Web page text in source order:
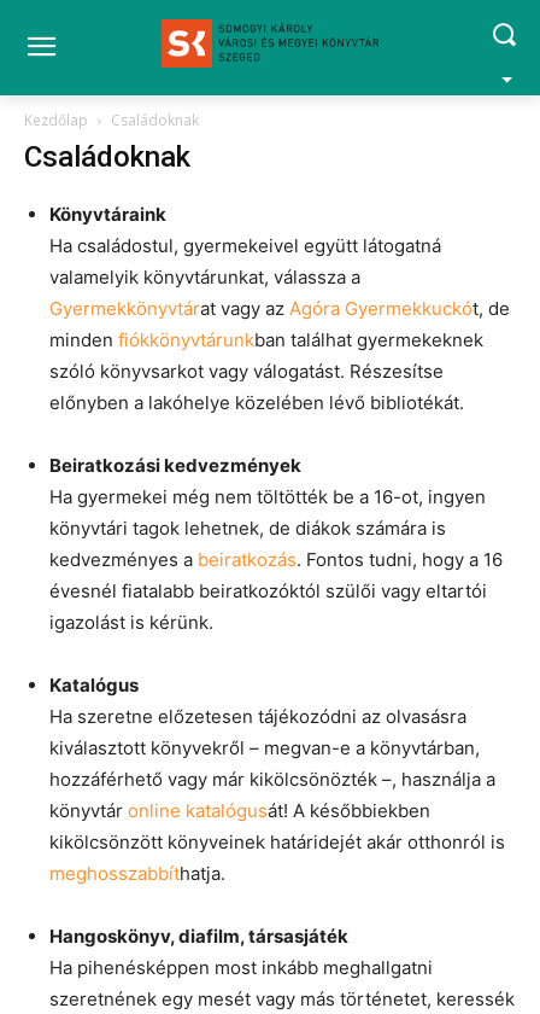
Kezdőlap Családoknak
Családoknak
Könyvtáraink
Ha családostul, gyermekeivel együtt látogatná
valamelyik könyvtárunkat, válassza a
Gyermekkönyvtárat vagy az Agóra Gyermekkuckót, de
minden fiókkönyvtárunkban találhat gyermekeknek
szóló könyvsarkot vagy válogatást. Részesítse
előnyben a lakóhelye közelében lévő bibliotékát.
Beiratkozási kedvezmények
Ha gyermekei még nem töltötték be a 16-ot, ingyen
könyvtári tagok lehetnek, de diákok számára is
kedvezményes a beiratkozás. Fontos tudni, hogy a 16
évesnél fiatalabb beiratkozóktól szülői vagy eltartói
igazolást is kérünk.
Katalógus
Ha szeretne előzetesen tájékozódni az olvasásra
kiválasztott könyvekről – megvan-e a könyvtárban,
hozzáférhető vagy már kikölcsönözték –, használja a
könyvtár online katalógusát! A későbbiekben
kikölcsönzött könyveinek határidejét akár otthonról is
meghosszabbíthatja.
Hangoskönyv, diafilm, társasjáték
Ha pihenésképpen most inkább meghallgatni
szeretnének egy mesét vagy más történetet, keressék